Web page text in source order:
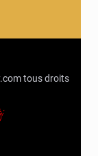
tous droits